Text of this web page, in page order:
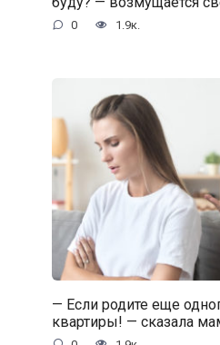
0 1.9к.
— Если родите еще
квартиры! — сказала